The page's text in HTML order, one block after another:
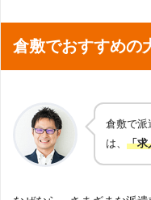
倉敷でおすすめの
倉敷で派
は、 「求